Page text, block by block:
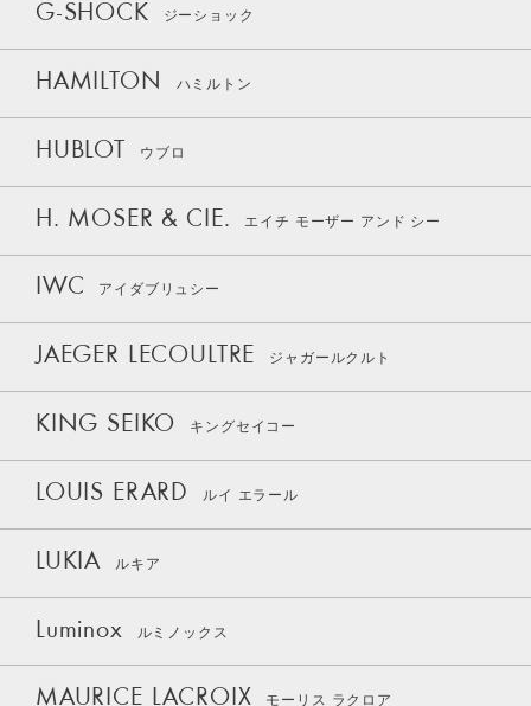
G-SHOCK ジーショック
HAMILTON ハミルトン
HUBLOT ウブロ
H. MOSER & CIE. エイチ モーザー アンド シー
IWC アイダブリュシー
JAEGER LECOULTRE ジャガールクルト
KING SEIKO キングセイコー
LOUIS ERARD ルイ エラール
LUKIA ルキア
Luminox ルミノックス
MAURICE LACROIX モーリス ラクロア